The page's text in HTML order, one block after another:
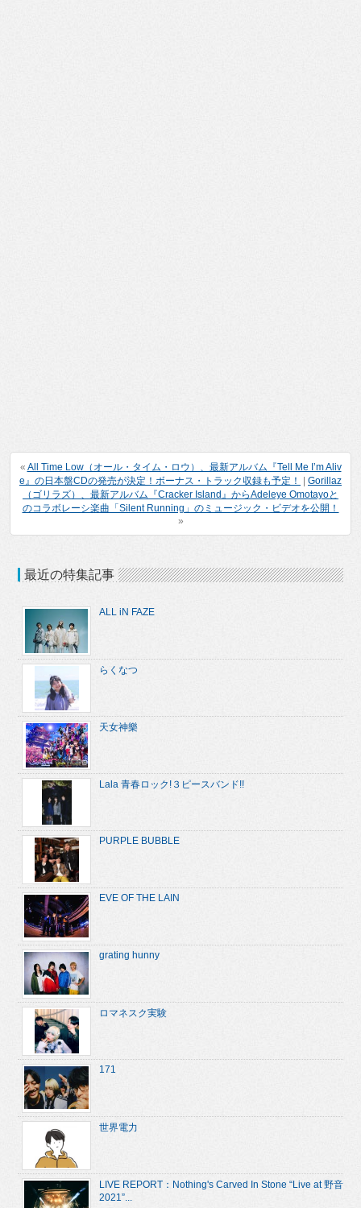
« All Time Low（オール・タイム・ロウ）、最新アルバム『Tell Me I’m Aliv
e』の日本盤CDの発売が決定！ボーナス・トラック収録も予定！
Gorillaz
（ゴリラズ）、最新アルバム『Cracker Island』からAdeleye Omotayoと
のコラボレーシ楽曲「Silent Running」のミュージック・ビデオを公開！
»
最近の特集記事
ALL iN FAZE
らくなつ
天女神樂
Lala 青春ロック!３ピースバンド!!
PURPLE BUBBLE
EVE OF THE LAIN
grating hunny
ロマネスク実験
171
世界電力
LIVE REPORT：Nothing's Carved In Stone “Live at 野音
2021”...